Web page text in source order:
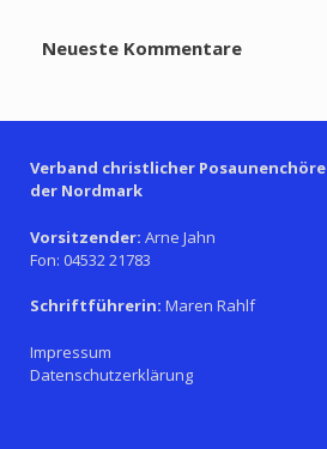
Neueste Kommentare
Verband christlicher Posaunenchöre
der Nordmark
Vorsitzender: Arne Jahn
Fon: 04532 21783
Schriftführerin: Maren Rahlf
Impressum
Datenschutzerklärung